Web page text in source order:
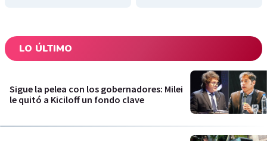
LO ÚLTIMO
Sigue la pelea con los gobernadores: Milei
le quitó a Kiciloff un fondo clave